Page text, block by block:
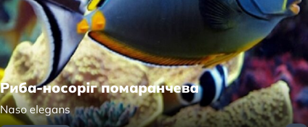
Риба-носоріг помаранчева
Naso elegans